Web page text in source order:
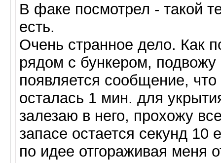
В факе посмотрел - такой
есть.
Очень странное дело. Как
рядом с бункером,
появляется сообщение,
осталась 1 мин. для
залезаю в него, прохожу
запасе остается секунд
по идее отгораживая меня